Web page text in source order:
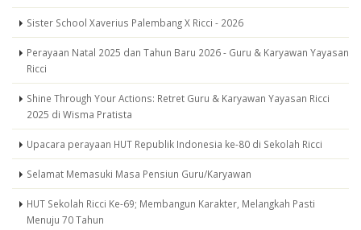
Sister School Xaverius Palembang X Ricci - 2026
Perayaan Natal 2025 dan Tahun Baru 2026 - Guru & Karyawan Yayasan
Ricci
Shine Through Your Actions: Retret Guru & Karyawan Yayasan Ricci
2025 di Wisma Pratista
Upacara perayaan HUT Republik Indonesia ke-80 di Sekolah Ricci
Selamat Memasuki Masa Pensiun Guru/Karyawan
HUT Sekolah Ricci Ke-69; Membangun Karakter, Melangkah Pasti
Menuju 70 Tahun